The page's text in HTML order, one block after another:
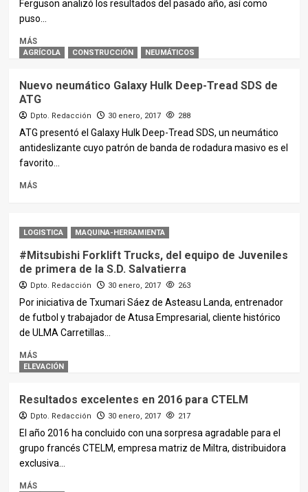
Ferguson analizó los resultados del pasado año, así como
puso...
MÁS
AGRÍCOLA CONSTRUCCIÓN NEUMÁTICOS
Nuevo neumático Galaxy Hulk Deep-Tread SDS de
ATG
Dpto. Redacción 30 enero, 2017 288
ATG presentó el Galaxy Hulk Deep-Tread SDS, un neumático
antideslizante cuyo patrón de banda de rodadura masivo es el
favorito...
MÁS
LOGISTICA MAQUINA-HERRAMIENTA
#Mitsubishi Forklift Trucks, del equipo de Juveniles
de primera de la S.D. Salvatierra
Dpto. Redacción 30 enero, 2017 263
Por iniciativa de Txumari Sáez de Asteasu Landa, entrenador
de futbol y trabajador de Atusa Empresarial, cliente histórico
de ULMA Carretillas...
MÁS
ELEVACIÓN
Resultados excelentes en 2016 para CTELM
Dpto. Redacción 30 enero, 2017 217
El año 2016 ha concluido con una sorpresa agradable para el
grupo francés CTELM, empresa matriz de Miltra, distribuidora
exclusiva...
MÁS